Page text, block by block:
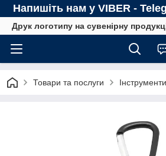
Напишіть нам у VIBER -
Друк логотипу на сувенірну
Товари та послуги